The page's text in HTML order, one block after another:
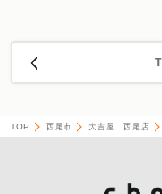
TOP 西尾市 大吉屋 西尾店